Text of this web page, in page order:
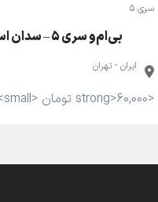
سری 5
بی‌ام‌و سری ۵ – سدان اسپرت لوکس بی‌نظیر
ایران - تهران
<strong>60,000 تومان <small>(مقطوع)</small></strong>